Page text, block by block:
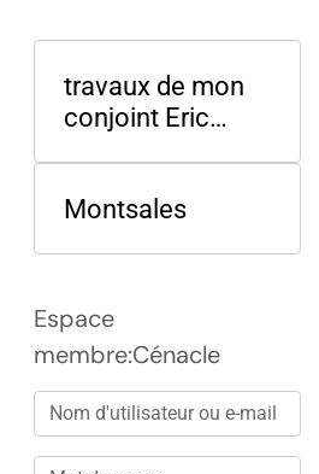
travaux de mon
conjoint Eric
Montsales
Espace
membre:Cénacle